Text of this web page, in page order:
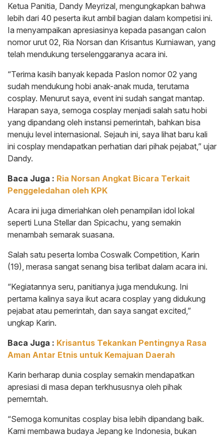
Ketua Panitia, Dandy Meyrizal, mengungkapkan bahwa
lebih dari 40 peserta ikut ambil bagian dalam kompetisi ini.
Ia menyampaikan apresiasinya kepada pasangan calon
nomor urut 02, Ria Norsan dan Krisantus Kurniawan, yang
telah mendukung terselenggaranya acara ini.
“Terima kasih banyak kepada Paslon nomor 02 yang
sudah mendukung hobi anak-anak muda, terutama
cosplay. Menurut saya, event ini sudah sangat mantap.
Harapan saya, semoga cosplay menjadi salah satu hobi
yang dipandang oleh instansi pemerintah, bahkan bisa
menuju level internasional. Sejauh ini, saya lihat baru kali
ini cosplay mendapatkan perhatian dari pihak pejabat,” ujar
Dandy.
Baca Juga : Ria Norsan Angkat Bicara Terkait
Penggeledahan oleh KPK
Acara ini juga dimeriahkan oleh penampilan idol lokal
seperti Luna Stellar dan Spicachu, yang semakin
menambah semarak suasana.
Salah satu peserta lomba Coswalk Competition, Karin
(19), merasa sangat senang bisa terlibat dalam acara ini.
“Kegiatannya seru, panitianya juga mendukung. Ini
pertama kalinya saya ikut acara cosplay yang didukung
pejabat atau pemerintah, dan saya sangat excited,”
ungkap Karin.
Baca Juga : Krisantus Tekankan Pentingnya Rasa
Aman Antar Etnis untuk Kemajuan Daerah
Karin berharap dunia cosplay semakin mendapatkan
apresiasi di masa depan terkhususnya oleh pihak
pemerntah.
“Semoga komunitas cosplay bisa lebih dipandang baik.
Kami membawa budaya Jepang ke Indonesia, bukan